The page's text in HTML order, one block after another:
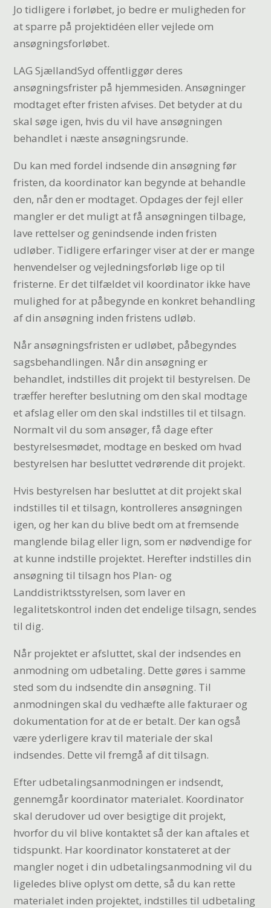
Jo tidligere i forløbet, jo bedre er muligheden for
at sparre på projektidéen eller vejlede om
ansøgningsforløbet.
LAG SjællandSyd offentliggør deres
ansøgningsfrister på hjemmesiden. Ansøgninger
modtaget efter fristen afvises. Det betyder at du
skal søge igen, hvis du vil have ansøgningen
behandlet i næste ansøgningsrunde.
Du kan med fordel indsende din ansøgning før
fristen, da koordinator kan begynde at behandle
den, når den er modtaget. Opdages der fejl eller
mangler er det muligt at få ansøgningen tilbage,
lave rettelser og genindsende inden fristen
udløber. Tidligere erfaringer viser at der er mange
henvendelser og vejledningsforløb lige op til
fristerne. Er det tilfældet vil koordinator ikke have
mulighed for at påbegynde en konkret behandling
af din ansøgning inden fristens udløb.
Når ansøgningsfristen er udløbet, påbegyndes
sagsbehandlingen. Når din ansøgning er
behandlet, indstilles dit projekt til bestyrelsen. De
træffer herefter beslutning om den skal modtage
et afslag eller om den skal indstilles til et tilsagn.
Normalt vil du som ansøger, få dage efter
bestyrelsesmødet, modtage en besked om hvad
bestyrelsen har besluttet vedrørende dit projekt.
Hvis bestyrelsen har besluttet at dit projekt skal
indstilles til et tilsagn, kontrolleres ansøgningen
igen, og her kan du blive bedt om at fremsende
manglende bilag eller lign, som er nødvendige for
at kunne indstille projektet. Herefter indstilles din
ansøgning til tilsagn hos Plan- og
Landdistriktsstyrelsen, som laver en
legalitetskontrol inden det endelige tilsagn, sendes
til dig.
Når projektet er afsluttet, skal der indsendes en
anmodning om udbetaling. Dette gøres i samme
sted som du indsendte din ansøgning. Til
anmodningen skal du vedhæfte alle fakturaer og
dokumentation for at de er betalt. Der kan også
være yderligere krav til materiale der skal
indsendes. Dette vil fremgå af dit tilsagn.
Efter udbetalingsanmodningen er indsendt,
gennemgår koordinator materialet. Koordinator
skal derudover ud over besigtige dit projekt,
hvorfor du vil blive kontaktet så der kan aftales et
tidspunkt. Har koordinator konstateret at der
mangler noget i din udbetalingsanmodning vil du
ligeledes blive oplyst om dette, så du kan rette
materialet inden projektet, indstilles til udbetaling